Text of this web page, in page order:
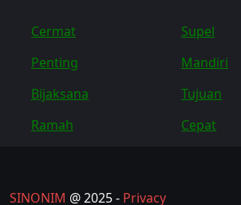
Cermat
Penting
Supel
Mandiri
Bijaksana
Ramah
Tujuan
Cepat
SINONIM @ 2025 - Privacy